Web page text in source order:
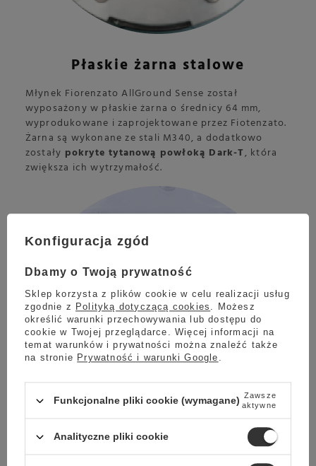
Płaskie żarna stalowe
Młynek Fiorenzato AllGround Sense został
wyposażony w płaskie żarna o średnicy 64 mm,
wyprodukowane i zaprojektowane przez Fiotenzato.
Żarna są wykonane ze stali M340, a dodatkowo
zostały pokryte tytanową powłoką Dark-T, która
zwiększa ich wytrzymałość.
Konfiguracja zgód
Dbamy o Twoją prywatność
Sklep korzysta z plików cookie w celu realizacji usług
zgodnie z Polityką dotyczącą cookies . Możesz
określić warunki przechowywania lub dostępu do
cookie w Twojej przeglądarce. Więcej informacji na
temat warunków i prywatności można znaleźć także
na stronie Prywatność i warunki Google .
Funkcjonalne pliki cookie (wymagane) Zawsze
aktywne
Analityczne pliki cookie